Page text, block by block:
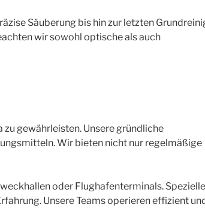
Säuberung bis hin zur letzten
wir sowohl optische als auch
gewährleisten. Unsere gründliche
Wir bieten nicht nur regelmäßige
oder Flughafenterminals. Spezielle
Unsere Teams operieren effizient